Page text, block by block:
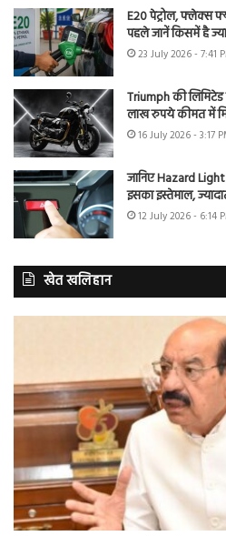
E20 पेट्रोल, फ्लेक्स
पहले जानें किसमें है
23 July 2026 - 7:41
Triumph की
लाख रुपये कीमत में
16 July 2026 - 3:17
जानिए Hazard
इसका इस्तेमाल,
12 July 2026 - 6:14
खेत खलिहान